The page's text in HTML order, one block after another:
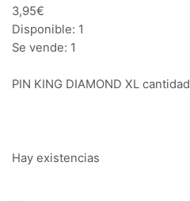
3,95€
Disponible: 1
Se vende: 1
PIN KING DIAMOND XL cantidad
Hay existencias